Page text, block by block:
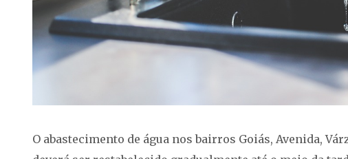
O abastecimento de água nos bairros Goiás, Avenida,